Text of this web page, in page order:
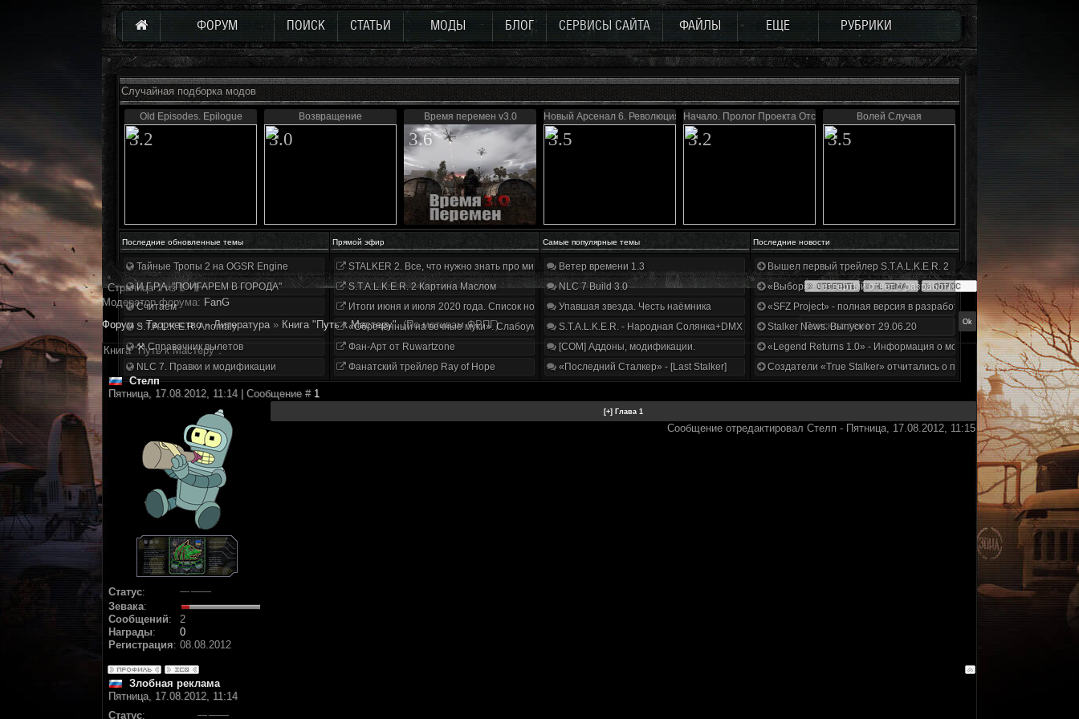
ФОРУМ ПОИСК СТАТЬИ МОДЫ БЛОГ СЕРВИСЫ САЙТА ФАЙЛЫ ЕЩЕ РУБРИКИ
Случайная подборка модов
Old Episodes. Epilogue
3.2
Возвращение
3.0
Время перемен v3.0
3.6
Новый Арсенал 6. Революция
3.5
Начало. Пролог Проекта Отступник
3.2
Волей Случая
3.5
Последние обновленные темы Прямой эфир Самые популярные темы Последние новости
Тайные Тропы 2 на OGSR Engine
И.Г.Р.А. "ПОИГАРЕМ В ГОРОДА"
Считаем
S.T.A.L.K.E.R. Anomaly
⚒ Справочник вылетов
NLC 7. Правки и модификации
STALKER 2. Все, что нужно знать про мир, геймплей и сюжет | Разбор трейлера
S.T.A.L.K.E.R. 2 Картина Маслом
Итоги июня и июля 2020 года. Список нововведений
«Обречённый на вечные муки». Слабоумие и отвага
Фан-Арт от Ruwartzone
Фанатский трейлер Ray of Hope
Ветер времени 1.3
NLC 7 Build 3.0
Упавшая звезда. Честь наёмника
S.T.A.L.K.E.R. - Народная Солянка+DMX 1.3.5.ООП.МА.К.
[COM] Аддоны, модификации.
«Последний Сталкер» - [Last Stalker]
Вышел первый трейлер S.T.A.L.K.E.R. 2
«Выбор» - четвертый отчет о разработке!
«SFZ Project» - полная версия в разработке!
Stalker News. Выпуск от 29.06.20
«Legend Returns 1.0» - Информация о моде за июнь 2020
Создатели «True Stalker» отчитались о проделанной работе
Страница1из1
1
Модератор форума: FanG
Форум » Творчество » Литература » Книга "Путь к Мастеру". (По мотивам ФРПГ)
Книга "Путь к Мастеру".
Стелп
Пятница, 17.08.2012, 11:14 | Сообщение # 1
Статус:
Зевака:
Сообщений:
2
Награды:
0
Регистрация: 08.08.2012
Сообщение отредактировал Стелп - Пятница, 17.08.2012, 11:15
Злобная реклама
Пятница, 17.08.2012, 11:14
Статус: